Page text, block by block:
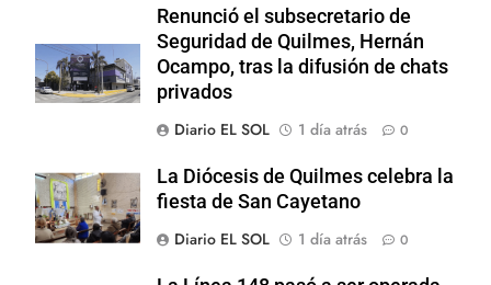
Renunció el subsecretario de
Seguridad de Quilmes, Hernán
Ocampo, tras la difusión de chats
privados
Diario EL SOL
1 día atrás 0
La Diócesis de Quilmes celebra la
fiesta de San Cayetano
Diario EL SOL
1 día atrás 0